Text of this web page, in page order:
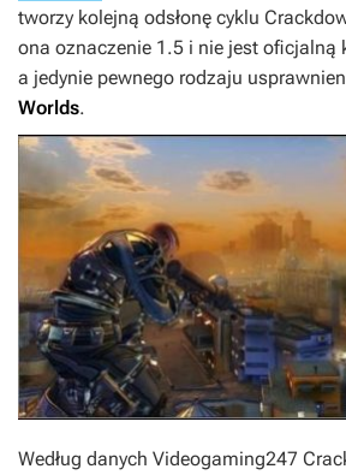
tworzy kolejną odsłonę cyklu
ona oznaczenie 1.5 i nie jest oficjalną
a jedynie pewnego rodzaju
Worlds.
Według danych Videogaming247